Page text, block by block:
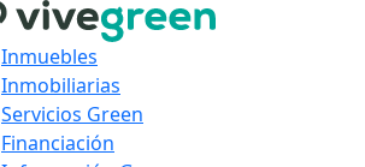
Inmuebles
Inmobiliarias
Servicios Green
Financiación